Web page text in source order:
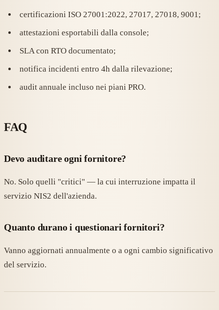
certificazioni ISO 27001:2022, 27017, 27018, 9001;
attestazioni esportabili dalla console;
SLA con RTO documentato;
notifica incidenti entro 4h dalla rilevazione;
audit annuale incluso nei piani PRO.
FAQ
Devo auditare ogni fornitore?
No. Solo quelli "critici" — la cui interruzione impatta il
servizio NIS2 dell'azienda.
Quanto durano i questionari fornitori?
Vanno aggiornati annualmente o a ogni cambio significativo
del servizio.